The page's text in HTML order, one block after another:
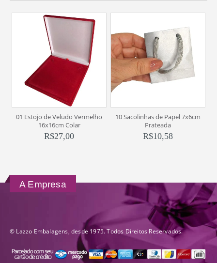
01 Estojo de Veludo Vermelho
16x16cm Colar
R$27,00
10 Sacolinhas de Papel 7x6cm
Prateada
R$10,58
A Empresa
© Lazzo Embalagens, desde 1975. Todos Direitos Reservados.